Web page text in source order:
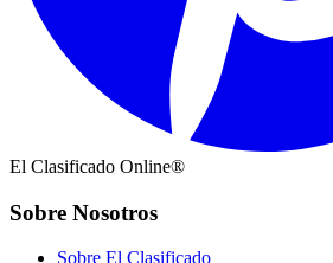
El Clasificado Online®
Sobre Nosotros
Sobre El Clasificado